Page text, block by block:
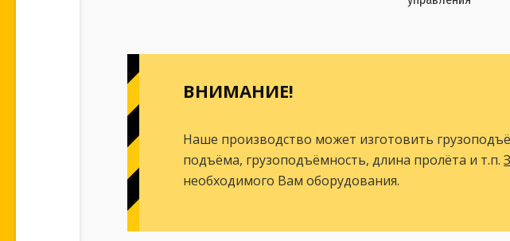
ВНИМАНИЕ!
Наше производство может изготовить
подъёма, грузоподъёмность, длина пролёта и т.п.
необходимого Вам оборудования.